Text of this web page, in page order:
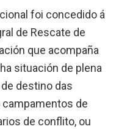
foi concedido á
de Rescate de
que acompaña
situación de plena
destino das
de
de conflito, ou